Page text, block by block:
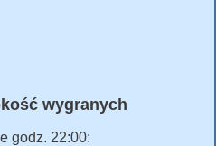
wygranych
godz. 22:00: